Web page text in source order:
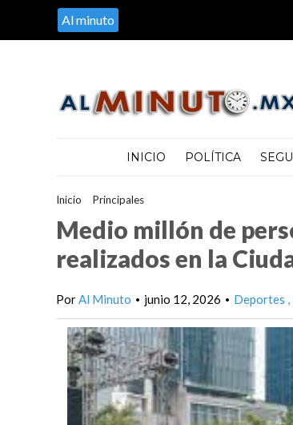
Al minuto
INICIO POLÍTICA
Inicio Principales>
Medio millón de
realizados en la
PorAl Minuto • junio 12, 2026 • Deportes